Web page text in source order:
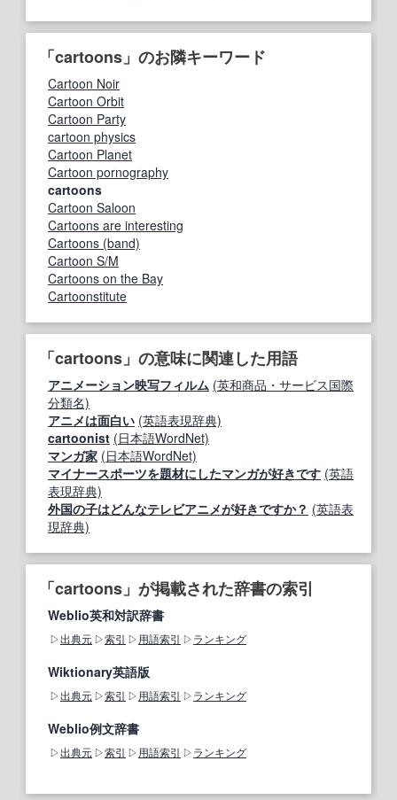
「cartoons」のお隣キーワード
Cartoon Noir
Cartoon Orbit
Cartoon Party
cartoon physics
Cartoon Planet
Cartoon pornography
cartoons
Cartoon Saloon
Cartoons are interesting
Cartoons (band)
Cartoon S/M
Cartoons on the Bay
Cartoonstitute
「cartoons」の意味に関連した用語
アニメーション映写フィルム (英和商品・サービス国際
分類名)
アニメは面白い (英語表現辞典)
cartoonist (日本語WordNet)
マンガ家 (日本語WordNet)
マイナースポーツを題材にしたマンガが好きです (英語
表現辞典)
外国の子はどんなテレビアニメが好きですか？ (英語表
現辞典)
「cartoons」が掲載された辞書の索引
Weblio英和対訳辞書
出典元 索引 用語索引 ランキング
Wiktionary英語版
出典元 索引 用語索引 ランキング
Weblio例文辞書
出典元 索引 用語索引 ランキング